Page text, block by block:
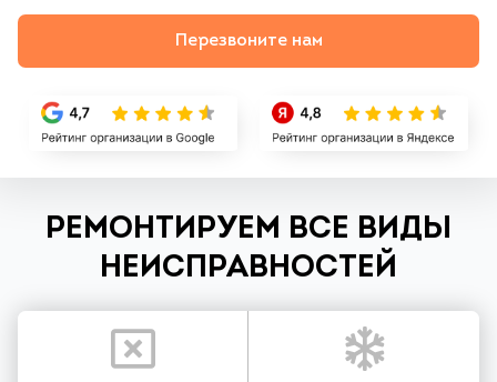
Перезвоните нам
РЕМОНТИРУЕМ ВСЕ ВИДЫ
НЕИСПРАВНОСТЕЙ